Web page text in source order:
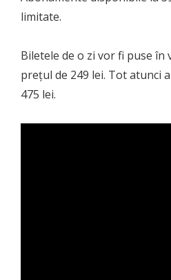
limitate.
Biletele de o zi vor fi puse în
prețul de 249 lei. Tot atunci
475 lei.